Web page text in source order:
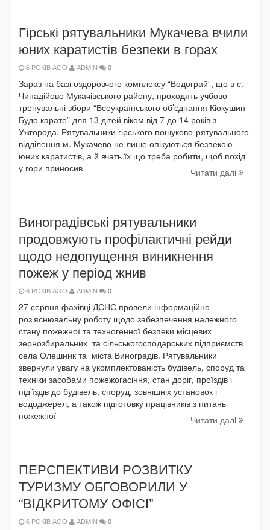
Гірські рятувальники Мукачева вчили
юних каратистів безпеки в горах
6 РОКІВ AGO ADMIN 0
Зараз на базі оздоровчого комплексу “Водограй”, що в с.
Чинадійово Мукачівського району, проходять учбово-
тренувальні збори “Всеукраїнського об’єднання Кіокушин
Будо карате” для 13 дітей віком від 7 до 14 років з
Ужгорода. Рятувальники гірського пошуково-рятувального
відділення м. Мукачево не лише опікуються безпекою
юних каратистів, а й вчать їх що треба робити, щоб похід
у гори приносив
Читати далi
Виноградівські рятувальники
продовжують профілактичні рейди
щодо недопущення виникнення
пожеж у період жнив
6 РОКІВ AGO ADMIN 0
27 серпня фахівці ДСНС провели інформаційно-
роз’яснювальну роботу щодо забезпечення належного
стану пожежної та техногенної безпеки місцевих
зернозбиральних та сільськогосподарських підприємств
села Олешник та міста Виноградів. Рятувальники
звернули увагу на укомплектованість будівель, споруд та
техніки засобами пожежогасіння; стан доріг, проїздів і
під’їздів до будівель, споруд, зовнішніх установок і
вододжерел, а також підготовку працівників з питань
пожежної
Читати далi
ПЕРСПЕКТИВИ РОЗВИТКУ
ТУРИЗМУ ОБГОВОРИЛИ У
“ВІДКРИТОМУ ОФІСІ”
6 РОКІВ AGO ADMIN 0